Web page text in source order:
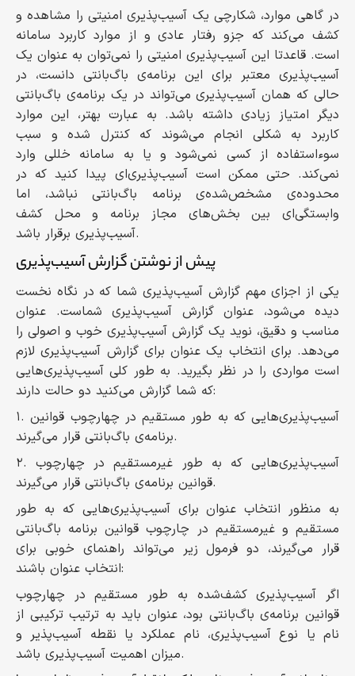
در گاهی موارد، شکارچی یک آسیب‌پذیری امنیتی را مشاهده و
کشف می‌کند که جزو رفتار عادی و از موارد کاربرد سامانه
است. قاعدتا این آسیب‌پذیری امنیتی را نمی‌توان به عنوان یک
آسیب‌پذیری معتبر برای این برنامه‌ی باگ‌بانتی دانست، در
حالی که همان آسیب‌پذیری می‌تواند در یک برنامه‌ی باگ‌بانتی
دیگر امتیاز زیادی داشته باشد. به عبارت بهتر، این موارد
کاربرد به شکلی انجام می‌شوند که کنترل شده و سبب
سوءاستفاده از کسی نمی‌شود و یا به سامانه خللی وارد
نمی‌کند. حتی ممکن است آسیب‌پذیری‌ای پیدا کنید که در
محدوده‌ی مشخص‌شده‌ی برنامه باگ‌بانتی نباشد، اما
وابستگی‌ای بین بخش‌های مجاز برنامه و محل کشف
آسیب‌پذیری برقرار باشد.
پیش از نوشتن گزارش آسیب‌پذیری
یکی از اجزای مهم گزارش آسیب‌پذیری شما که در نگاه نخست
دیده می‌شود، عنوان گزارش آسیب‌پذیری شماست. عنوان
مناسب و دقیق، نوید یک گزارش آسیب‌پذیری خوب و اصولی را
می‌دهد. برای انتخاب یک عنوان برای گزارش آسیب‌پذیری لازم
است مواردی را در نظر بگیرید. به طور کلی آسیب‌پذیری‌هایی
که شما گزارش می‌کنید دو حالت دارند:
۱. آسیب‌پذیری‌هایی که به طور مستقیم در چهارچوب قوانین
برنامه‌ی باگ‌بانتی قرار می‌گیرند.
۲. آسیب‌پذیری‌هایی که به طور غیرمستقیم در چهارچوب
قوانین برنامه‌ی باگ‌بانتی قرار می‌گیرند.
به منظور انتخاب عنوان برای آسیب‌پذیری‌هایی که به طور
مستقیم و غیرمستقیم در چارچوب قوانین برنامه باگ‌بانتی
قرار می‌گیرند، دو فرمول زیر می‌تواند راهنمای خوبی برای
انتخاب عنوان باشند:
اگر آسیب‌پذیری کشف‌شده به طور مستقیم در چهارچوب
قوانین برنامه‌ی باگ‌بانتی بود، عنوان باید به ترتیب ترکیبی از
نام یا نوع آسیب‌پذیری، نام عملکرد یا نقطه آسیب‌پذیر و
میزان اهمیت آسیب‌پذیری باشد.